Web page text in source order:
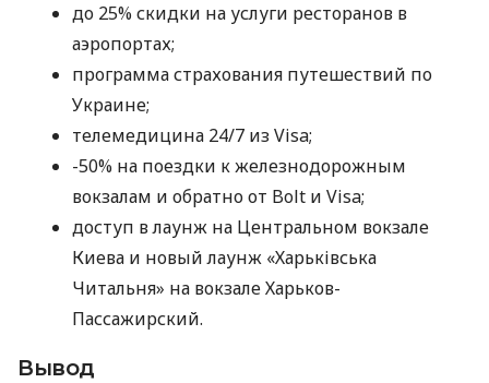
до 25% скидки на услуги ресторанов в
аэропортах;
программа страхования путешествий по
Украине;
телемедицина 24/7 из Visa;
-50% на поездки к железнодорожным
вокзалам и обратно от Bolt и Visa;
доступ в лаунж на Центральном вокзале
Киева и новый лаунж «Харьківська
Читальня» на вокзале Харьков-
Пассажирский.
Вывод